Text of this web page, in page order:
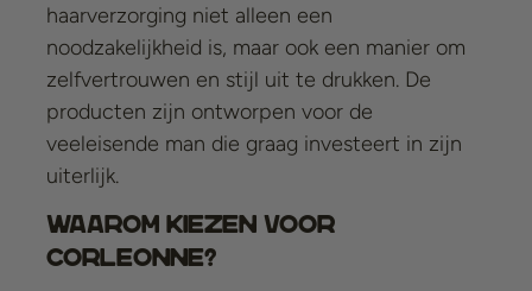
haarverzorging niet alleen een
noodzakelijkheid is, maar ook een manier om
zelfvertrouwen en stijl uit te drukken. De
producten zijn ontworpen voor de
veeleisende man die graag investeert in zijn
uiterlijk.
Waarom Kiezen voor
Corleonne?